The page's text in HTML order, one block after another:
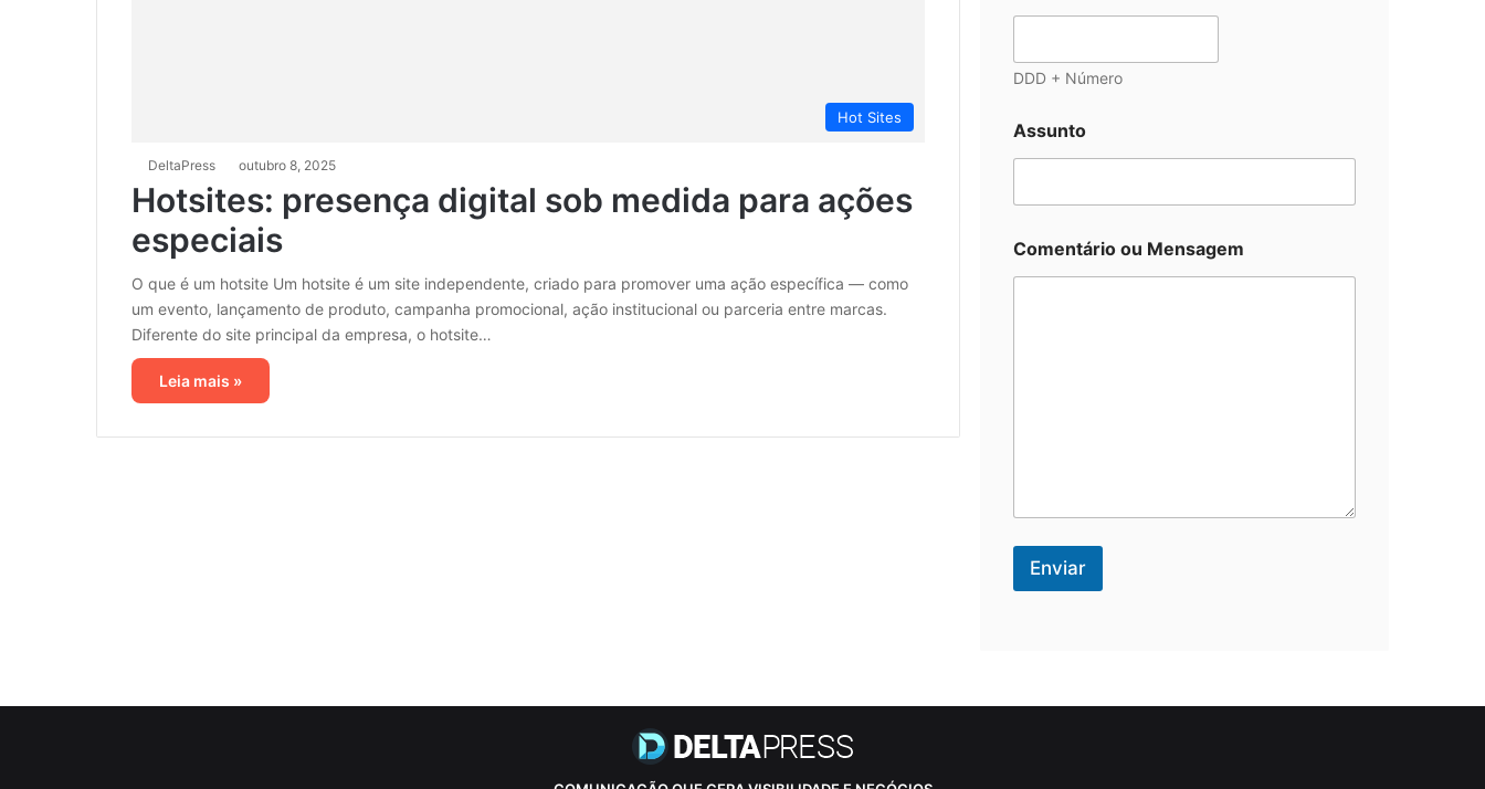
Hot Sites
DeltaPress outubro 8, 2025
Hotsites: presença digital sob medida para ações
especiais
O que é um hotsite Um hotsite é um site independente, criado para promover uma ação específica — como
um evento, lançamento de produto, campanha promocional, ação institucional ou parceria entre marcas.
Diferente do site principal da empresa, o hotsite…
Leia mais »
DDD + Número
Assunto
Comentário ou Mensagem
Enviar